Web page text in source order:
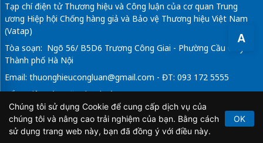
A
Tạp chí điện tử Thương hiệu và Công luận của cơ quan Trung
ương Hiệp hội Chống hàng giả và Bảo vệ Thương hiệu Việt Nam
(Vatap)
Tòa soạn: Ngõ 56/ B5D6 Trương Công Giai - Phường Cầu Giấy -
Thành phố Hà Nội
Email: thuonghieucongluan@gmail.com - ĐT: 093 172 5555
Tổng Biên Tập: Vũ Đức Thuận
Giấy phép hoạt động báo chí điện tử số 64/GP-BTTTT do Bộ
Thông tin và Truyền thông cấp ngày 21/2/2020.
Chúng tôi sử dụng Cookie để cung cấp dịch vụ của
chúng tôi và nâng cao trải nghiệm của bạn. Bằng cách
sử dụng trang web này, bạn đã đồng ý với điều này.
OK